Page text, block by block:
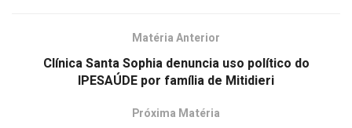
Matéria Anterior
Clínica Santa Sophia denuncia uso político do
IPESAÚDE por família de Mitidieri
Próxima Matéria